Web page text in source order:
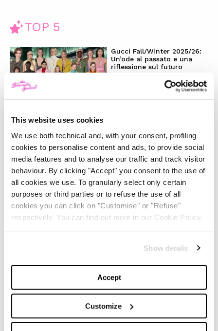
This website uses cookies
We use both technical and, with your consent, profiling
cookies to personalise content and ads, to provide social
media features and to analyse our traffic and track visitor
behaviour. By clicking "Accept" you consent to the use of
all cookies we use. To granularly select only certain
purposes or third parties or to refuse the use of all
cookies you can click on "Customise" or "Refuse"
respectively. You can find out more in our Cookie Policy.
Show details
Accept
Customize
TOP 5
Gucci Fall/Winter 2025/26:
Un’ode al passato e una
riflessione sul futuro
FEBRUARY 28, 2025
perfetti
-
Il trend ‘Wicked’: moda e
magico
del Natale
FASHION